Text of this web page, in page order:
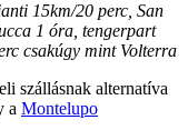
15km/20 perc, San
1 óra, tengerpart
csakúgy mint Volterra
szállásnak alternatíva
a Montelupo